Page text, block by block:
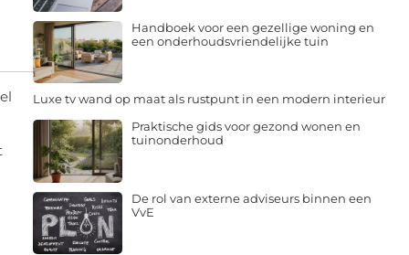
Handboek voor een gezellige woning en
een onderhoudsvriendelijke tuin
Luxe tv wand op maat als rustpunt in een modern interieur
Praktische gids voor gezond wonen en
tuinonderhoud
De rol van externe adviseurs binnen een
VvE